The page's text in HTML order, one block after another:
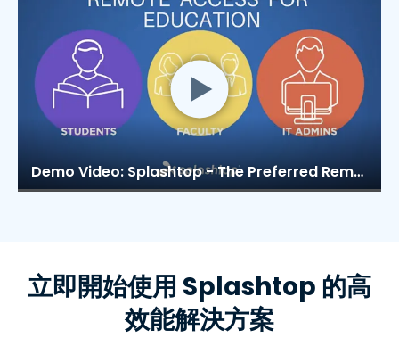
Demo Video: Splashtop - The Preferred Remote Access Solution for Educational Institutions
立即開始使用 Splashtop 的高
效能解決方案